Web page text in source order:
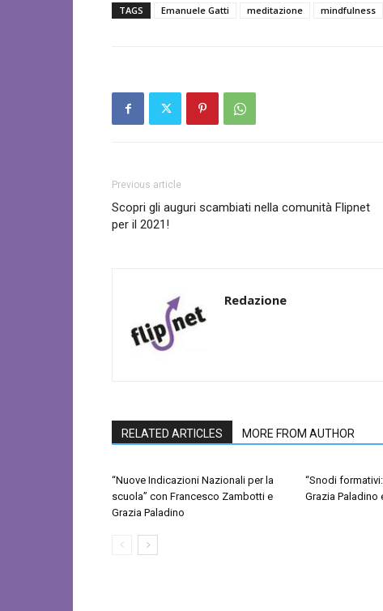
TAGS Emanuele Gatti meditazione mindfulness
Previous article
Scopri gli auguri scambiati nella comunità Flipnet
per il 2021!
Redazione
RELATED ARTICLES MORE FROM AUTHOR
“Nuove Indicazioni Nazionali per la
scuola” con Francesco Zambotti e
Grazia Paladino
“Snodi
Grazia Paladino